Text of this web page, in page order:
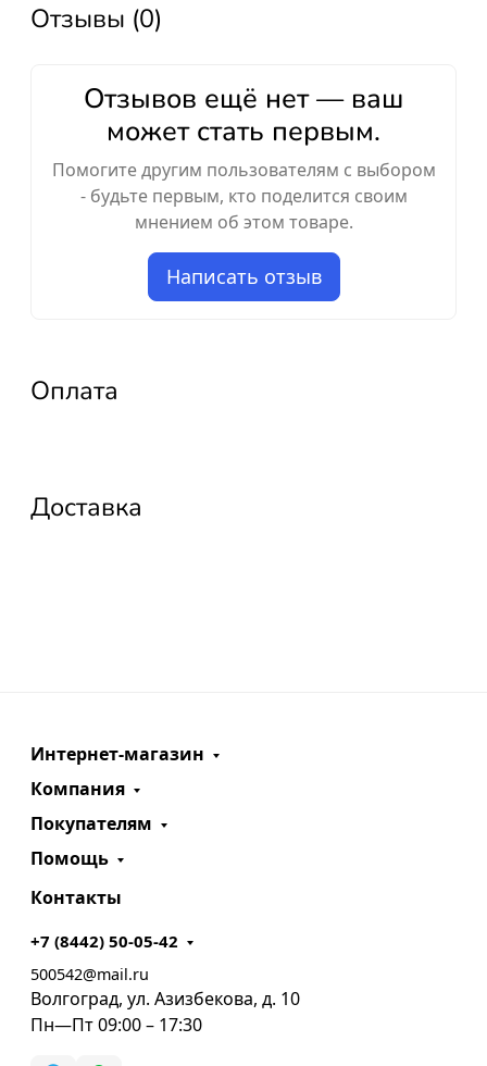
Отзывы (0)
Отзывов ещё нет — ваш
может стать первым.
Помогите другим пользователям с выбором
- будьте первым, кто поделится своим
мнением об этом товаре.
Написать отзыв
Оплата
Доставка
Интернет-магазин
Компания
Покупателям
Помощь
Контакты
+7 (8442) 50-05-42
500542@mail.ru
Волгоград, ул. Азизбекова, д. 10
Пн—Пт 09:00 – 17:30